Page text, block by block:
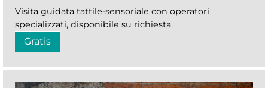
Visita guidata tattile-sensoriale con operatori
specializzati, disponibile su richiesta.
Gratis